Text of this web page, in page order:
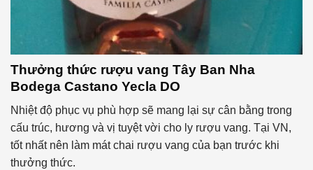
Thưởng thức rượu vang Tây Ban Nha
Bodega Castano Yecla DO
Nhiệt độ phục vụ phù hợp sẽ mang lại sự cân bằng trong
cấu trúc, hương và vị tuyệt vời cho ly rượu vang. Tại VN,
tốt nhất nên làm mát chai rượu vang của bạn trước khi
thưởng thức.